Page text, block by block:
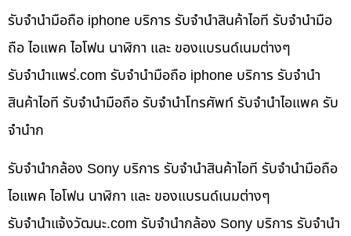
รับจำนำมือถือ iphone บริการ รับจำนำสินค้าไอที รับจำนำมือ
ถือ ไอแพค ไอโฟน นาฬิกา และ ของแบรนด์เนมต่างๆ
รับจํานําแพร่.com รับจำนำมือถือ iphone บริการ รับจำนำ
สินค้าไอที รับจำนำมือถือ รับจำนำโทรศัพท์ รับจำนำไอแพค รับ
จำนำก
รับจำนำกล้อง Sony บริการ รับจำนำสินค้าไอที รับจำนำมือถือ
ไอแพค ไอโฟน นาฬิกา และ ของแบรนด์เนมต่างๆ
รับจํานําแจ้งวัฒนะ.com รับจำนำกล้อง Sony บริการ รับจำนำ